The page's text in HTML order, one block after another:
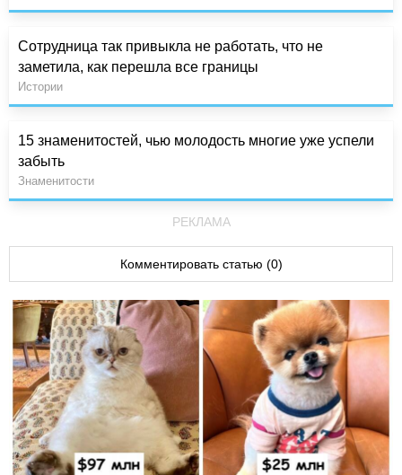
Сотрудница так привыкла не работать, что не
заметила, как перешла все границы
Истории
15 знаменитостей, чью молодость многие уже успели
забыть
Знаменитости
РЕКЛАМА
Комментировать статью (0)